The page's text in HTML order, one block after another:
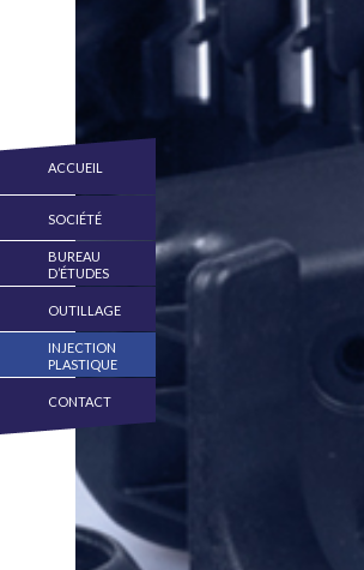
ACCUEIL
SOCIÉTÉ
BUREAU
D’ÉTUDES
OUTILLAGE
INJECTION
PLASTIQUE
CONTACT